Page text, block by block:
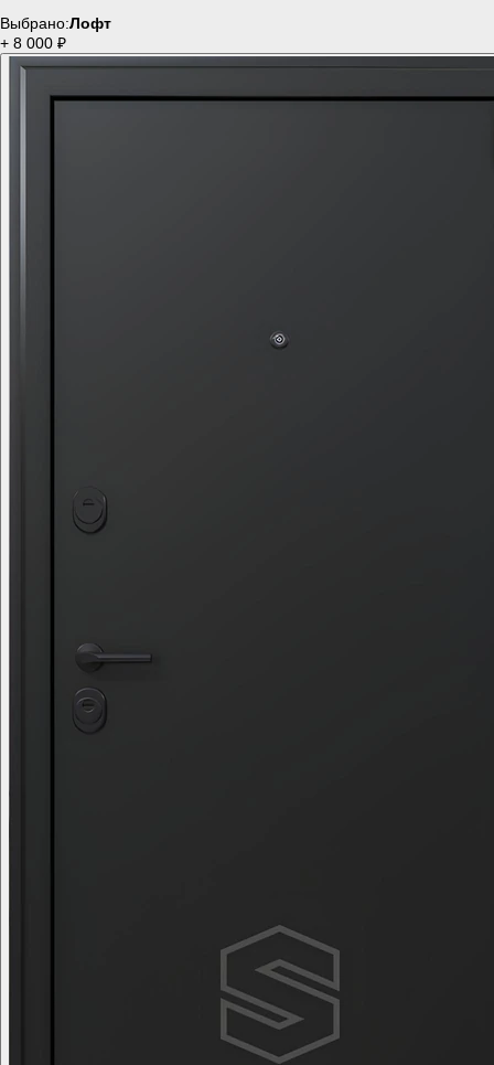
Выбрано:Лофт
+ 8 000 ₽